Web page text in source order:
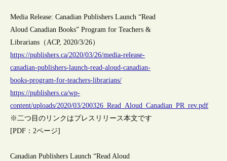
Media Release: Canadian Publishers Launch “Read
Aloud Canadian Books” Program for Teachers &
Librarians（ACP, 2020/3/26）
https://publishers.ca/2020/03/26/media-release-
canadian-publishers-launch-read-aloud-canadian-
books-program-for-teachers-librarians/
https://publishers.ca/wp-
content/uploads/2020/03/200326_Read_Aloud_Canadian_PR_rev.pdf
※二つ目のリンクはプレスリリース本文です
[PDF：2ページ]
Canadian Publishers Launch “Read Aloud